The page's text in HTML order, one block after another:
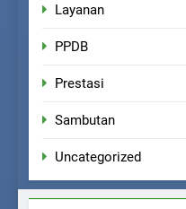
Layanan
PPDB
Prestasi
Sambutan
Uncategorized